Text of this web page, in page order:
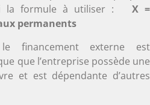
la formule à utiliser : X =
permanents
financement externe est
que l’entreprise possède une
et est dépendante d’autres